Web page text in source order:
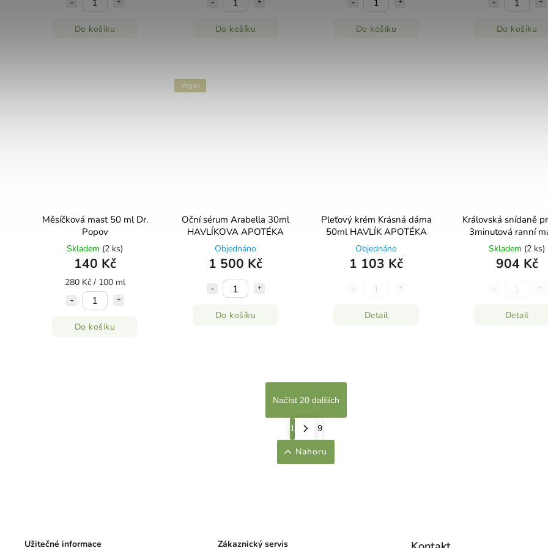
Do košíku Do košíku Do košíku Do košíku
Měsíčková mast 50 ml Dr.
Popov
Skladem (2 ks)
140 Kč
280 Kč / 100 ml
Do košíku
Vegan
Oční sérum Arabella 30ml
HAVLÍKOVA APOTÉKA
Objednáno
1 500 Kč
Do košíku
Pleťový krém Krásná dáma
50ml HAVLÍK APOTÉKA
Objednáno
1 103 Kč
Detail
Královská snídaně
3minutová ranní
100ml HAVLÍK
Skladem (2 ks)
904 Kč
Detail
Načíst 20 dalších
1
9
Nahoru
Užitečné informace Zákaznický servis